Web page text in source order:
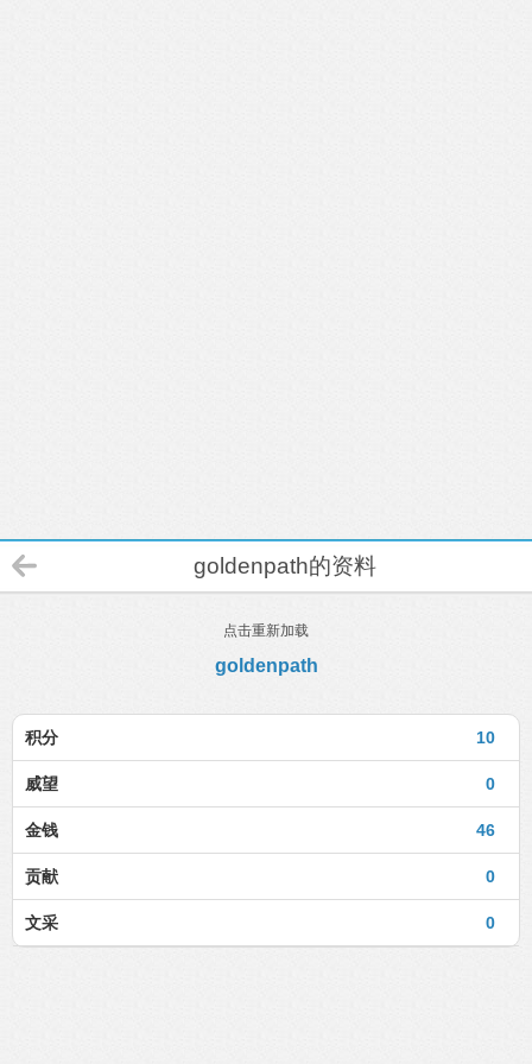
goldenpath的资料
点击重新加载
goldenpath
10
积分
0
威望
46
金钱
0
贡献
0
文采